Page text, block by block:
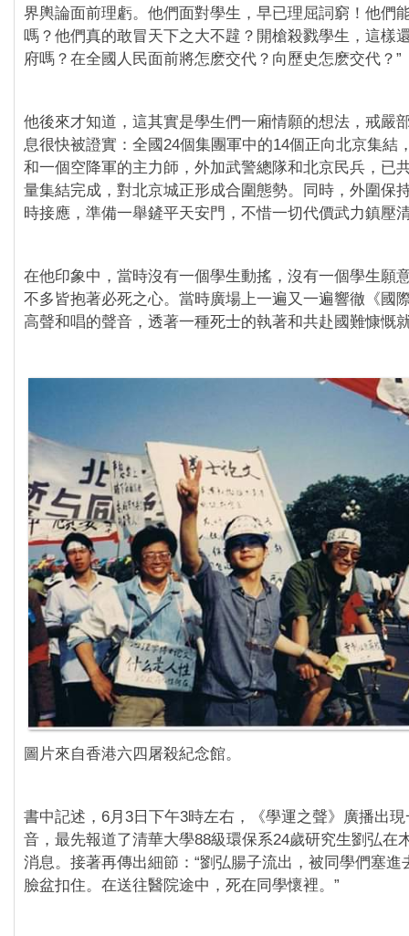
界輿論面前理虧。他們面對學生，早已理屈詞窮！他們
嗎？他們真的敢冒天下之大不韙？開槍殺戮學生，這樣
府嗎？在全國人民面前將怎麽交代？向歷史怎麽交代？”
他後來才知道，這其實是學生們一廂情願的想法，戒嚴
息很快被證實：全國24個集團軍中的14個正向北京集結
和一個空降軍的主力師，外加武警總隊和北京民兵，已
量集結完成，對北京城正形成合圍態勢。同時，外圍保
時接應，準備一舉鏟平天安門，不惜一切代價武力鎮壓
在他印象中，當時沒有一個學生動搖，沒有一個學生願
不多皆抱著必死之心。當時廣場上一遍又一遍響徹《國
高聲和唱的聲音，透著一種死士的執著和共赴國難慷慨
圖片來自香港六四屠殺紀念館。
書中記述，6月3日下午3時左右，《學運之聲》廣播出
音，最先報道了清華大學88級環保系24歲研究生劉弘在
消息。接著再傳出細節：“劉弘腸子流出，被同學們塞進
臉盆扣住。在送往醫院途中，死在同學懷裡。”